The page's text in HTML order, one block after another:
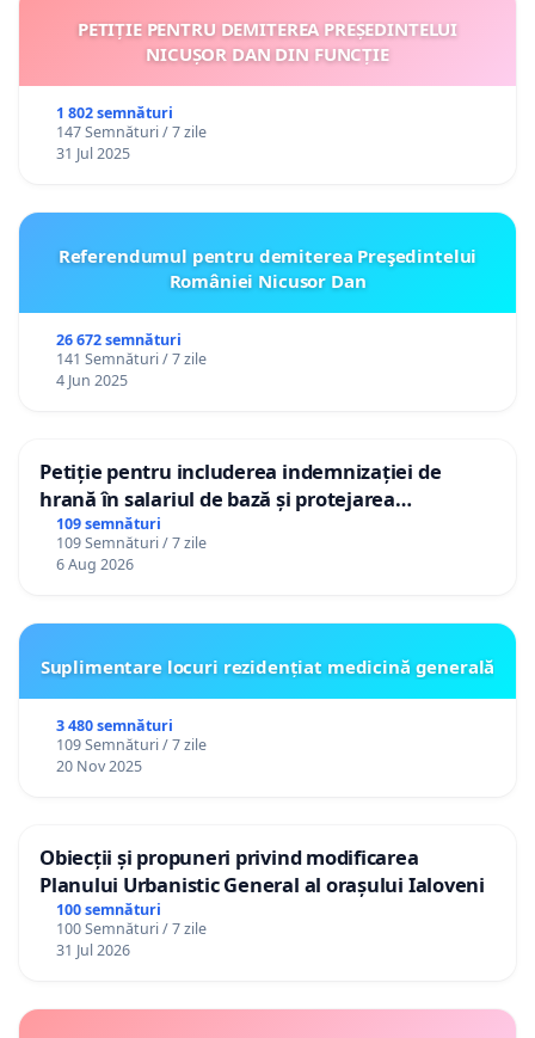
PETIȚIE PENTRU DEMITEREA PREȘEDINTELUI
NICUȘOR DAN DIN FUNCȚIE
1 802 semnături
147 Semnături / 7 zile
31 Jul 2025
Referendumul pentru demiterea Preşedintelui
României Nicusor Dan
26 672 semnături
141 Semnături / 7 zile
4 Jun 2025
Petiție pentru includerea indemnizației de
hrană în salariul de bază și protejarea
gradațiilor de vechime pentru asistenții
personali
109 semnături
109 Semnături / 7 zile
6 Aug 2026
Suplimentare locuri rezidențiat medicină generală
3 480 semnături
109 Semnături / 7 zile
20 Nov 2025
Obiecții și propuneri privind modificarea
Planului Urbanistic General al orașului Ialoveni
100 semnături
100 Semnături / 7 zile
31 Jul 2026